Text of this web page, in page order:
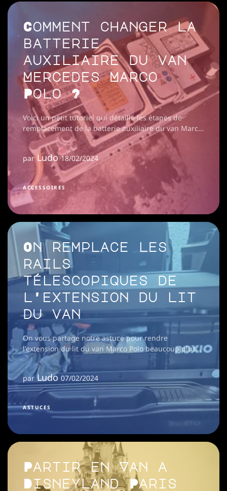
Comment changer la
batterie
auxiliaire du van
Mercedes Marco
Polo ?
Voici un petit tutoriel qui détaille les étapes de
remplacement de la batterie auxiliaire du van Marco
Polo (A0019828208)
parLudo18/02/2024
ACCESSOIRES
On remplace les
rails
télescopiques de
l'extension du lit
du van
On vous partage notre astuce pour rendre
l'extension du lit du van Marco Polo beaucoup plus
simple à manipuler grâce au remplacement des rails
télescopiques.
parLudo07/02/2024
ASTUCES
Partir en Van à
Disneyland Paris